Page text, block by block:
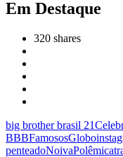
Em Destaque
320 shares
big brother brasil 21
BBBFamososGlobo
penteadoNoivaPolêmica